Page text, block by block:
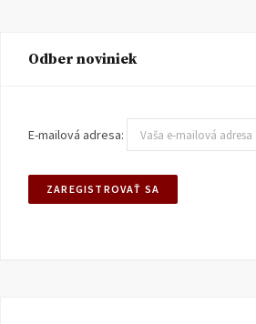
Odber noviniek
E-mailová adresa: